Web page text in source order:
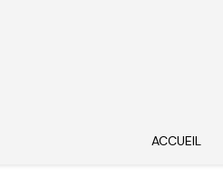
ACCUEIL